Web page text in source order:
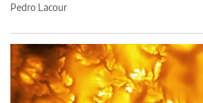
Pedro Lacour